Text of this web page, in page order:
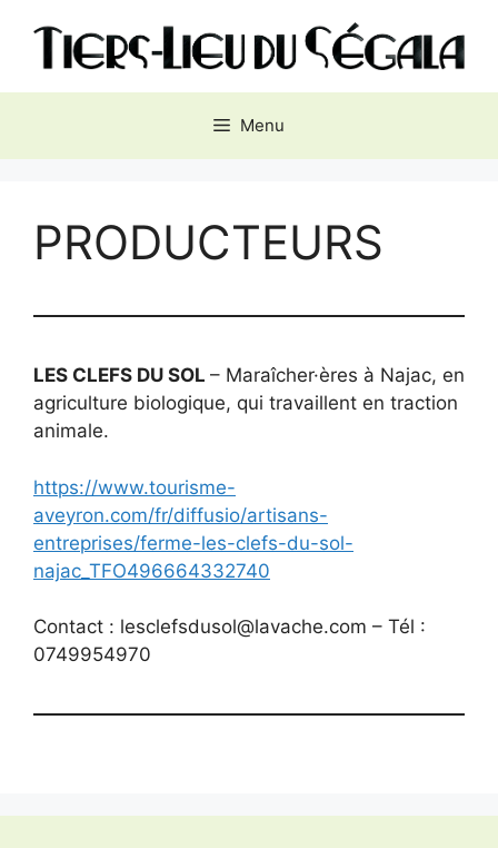
contenu
Menu
PRODUCTEURS
LES CLEFS DU SOL – Maraîcher·ères à Najac, en
agriculture biologique, qui travaillent en traction
animale.
https://www.tourisme-
aveyron.com/fr/diffusio/artisans-
entreprises/ferme-les-clefs-du-sol-
najac_TFO496664332740
Contact : lesclefsdusol@lavache.com – Tél :
0749954970